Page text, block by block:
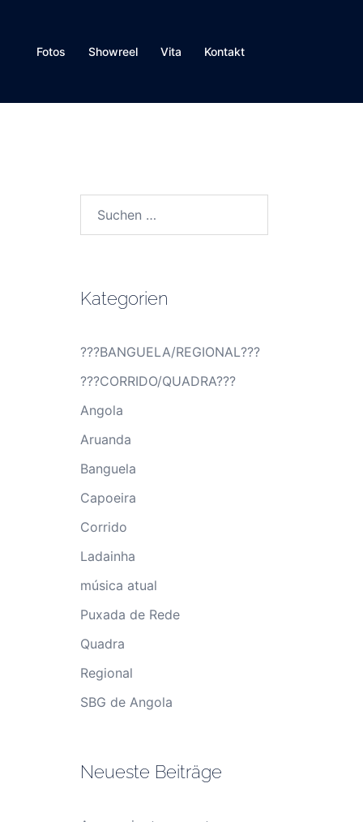
Fotos Showreel Vita Kontakt
Kategorien
???BANGUELA/REGIONAL???
???CORRIDO/QUADRA???
Angola
Aruanda
Banguela
Capoeira
Corrido
Ladainha
música atual
Puxada de Rede
Quadra
Regional
SBG de Angola
Neueste Beiträge